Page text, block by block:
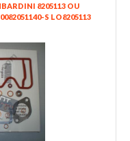
8205113 OU
S LO8205113